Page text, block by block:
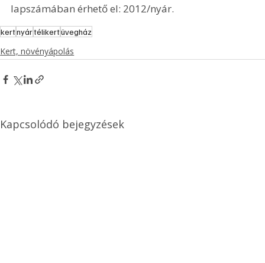
lapszámában érhető el: 2012/nyár.
kertnyártélikertüvegház
Kert, növényápolás
Kapcsolódó bejegyzések